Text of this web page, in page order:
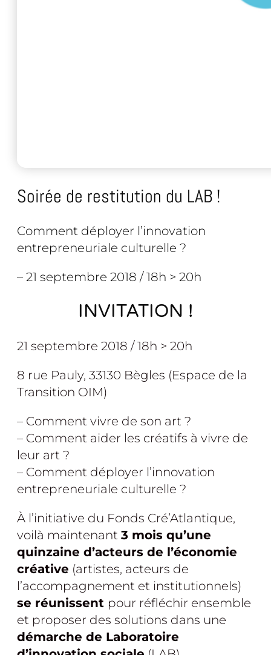
Soirée de restitution du LAB !
Comment déployer l’innovation
entrepreneuriale culturelle ?
– 21 septembre 2018 / 18h > 20h
INVITATION !
21 septembre 2018 / 18h > 20h
8 rue Pauly, 33130 Bègles (Espace de la
Transition OIM)
– Comment vivre de son art ?
– Comment aider les créatifs à vivre de
leur art ?
– Comment déployer l’innovation
entrepreneuriale culturelle ?
À l’initiative du Fonds Cré’Atlantique,
voilà maintenant 3 mois qu’une
quinzaine d’acteurs de l’économie
créative (artistes, acteurs de
l’accompagnement et institutionnels)
se réunissent pour réfléchir ensemble
et proposer des solutions dans une
démarche de Laboratoire